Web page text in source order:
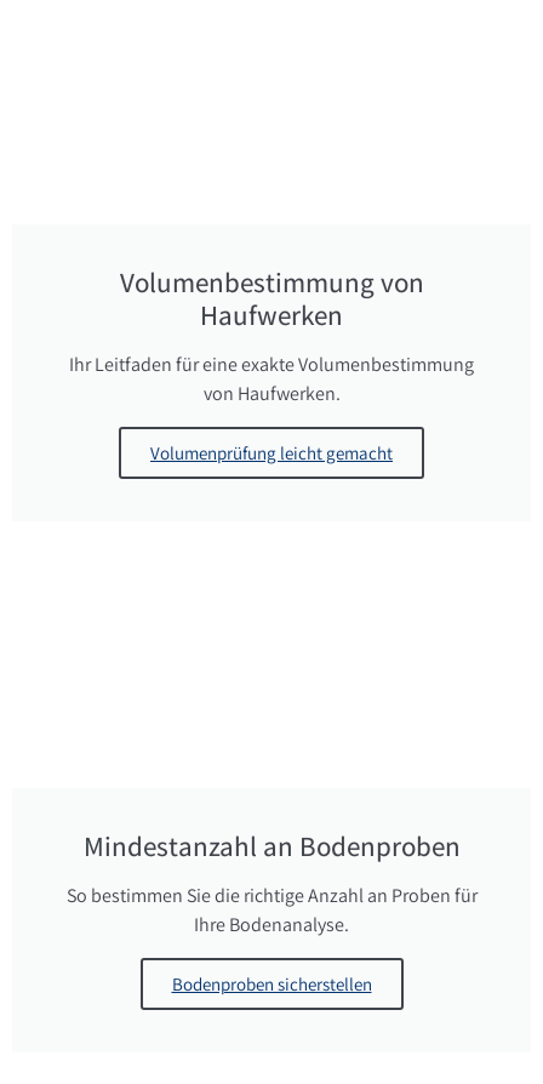
Volumenbestimmung von
Haufwerken
Ihr Leitfaden für eine exakte Volumenbestimmung
von Haufwerken.
Volumenprüfung leicht gemacht
Mindestanzahl an Bodenproben
So bestimmen Sie die richtige Anzahl an Proben für
Ihre Bodenanalyse.
Bodenproben sicherstellen